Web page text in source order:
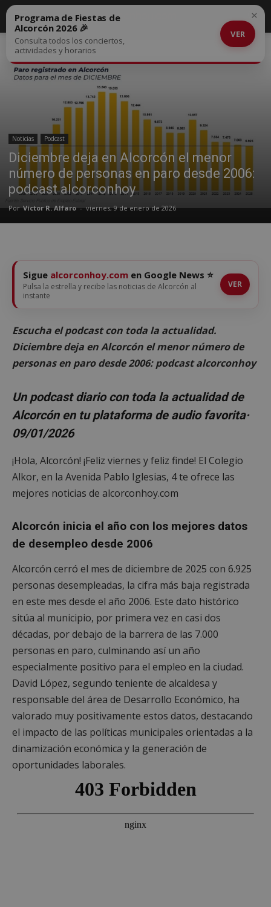
Inicio Noticias
Noticias Podcast
Diciembre deja en Alcorcón el menor
número de personas en paro desde 2006:
podcast alcorconhoy
Por Víctor R. Alfaro - viernes, 9 de enero de 2026
Programa de Fiestas de
Alcorcón 2026 🎉
Consulta todos los conciertos,
actividades y horarios
VER
×
Sigue alcorconhoy.com en Google News ⭐
Pulsa la estrella y recibe las noticias de Alcorcón al
instante
VER
Escucha el podcast con toda la actualidad.
Diciembre deja en Alcorcón el menor número de
personas en paro desde 2006: podcast alcorconhoy
Un podcast diario con toda la actualidad de
Alcorcón en tu plataforma de audio favorita·
09/01/2026
¡Hola, Alcorcón! ¡Feliz viernes y feliz finde! El Colegio
Alkor, en la Avenida Pablo Iglesias, 4 te ofrece las
mejores noticias de alcorconhoy.com
Alcorcón inicia el año con los mejores datos
de desempleo desde 2006
Alcorcón cerró el mes de diciembre de 2025 con 6.925
personas desempleadas, la cifra más baja registrada
en este mes desde el año 2006. Este dato histórico
sitúa al municipio, por primera vez en casi dos
décadas, por debajo de la barrera de las 7.000
personas en paro, culminando así un año
especialmente positivo para el empleo en la ciudad.
David López, segundo teniente de alcaldesa y
responsable del área de Desarrollo Económico, ha
valorado muy positivamente estos datos, destacando
el impacto de las políticas municipales orientadas a la
dinamización económica y la generación de
oportunidades laborales.